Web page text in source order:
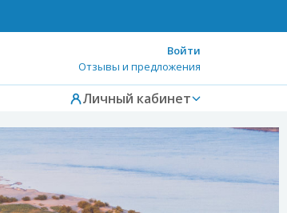
Войти
Отзывы и предложения
Личный кабинет